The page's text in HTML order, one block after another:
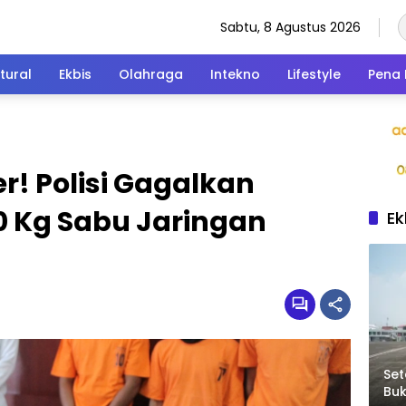
Sabtu, 8 Agustus 2026
Ekbis Olahraga Intekno Lifestyle Pena
Polisi Gagalkan
Kg Sabu Jaringan